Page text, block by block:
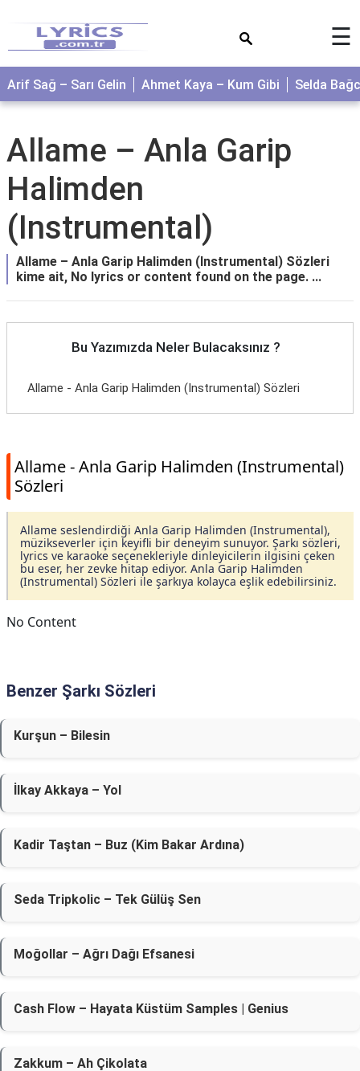
☰
Arif Sağ – Sarı Gelin Ahmet Kaya – Kum Gibi Selda
Allame – Anla Garip
Halimden
(Instrumental)
Allame – Anla Garip Halimden (Instrumental) Sözleri
kime ait, No lyrics or content found on the page. ...
Bu Yazımızda Neler Bulacaksınız ?
Allame - Anla Garip Halimden (Instrumental) Sözleri
Allame - Anla Garip Halimden (Instrumental)
Sözleri
Allame seslendirdiği Anla Garip Halimden (Instrumental),
müzikseverler için keyifli bir deneyim sunuyor. Şarkı sözleri,
lyrics ve karaoke seçenekleriyle dinleyicilerin ilgisini çeken
bu eser, her zevke hitap ediyor. Anla Garip Halimden
(Instrumental) Sözleri ile şarkıya kolayca eşlik edebilirsiniz.
No Content
Benzer Şarkı Sözleri
Kurşun – Bilesin
İlkay Akkaya – Yol
Kadir Taştan – Buz (Kim Bakar Ardına)
Seda Tripkolic – Tek Gülüş Sen
Moğollar – Ağrı Dağı Efsanesi
Cash Flow – Hayata Küstüm Samples | Genius
Zakkum – Ah Çikolata